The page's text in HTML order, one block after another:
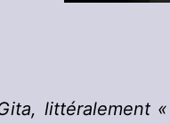
littéralement